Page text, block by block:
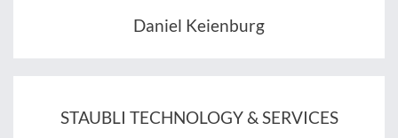
Daniel Keienburg
STAUBLI TECHNOLOGY & SERVICES